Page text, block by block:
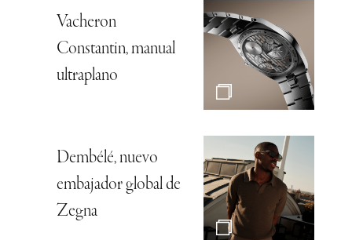
Vacheron
Constantin, manual
ultraplano
Dembélé, nuevo
embajador global de
Zegna